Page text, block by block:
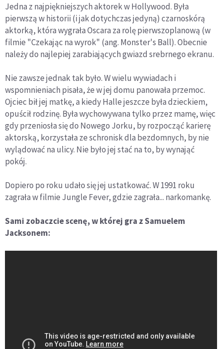
Jedna z najpiękniejszych aktorek w Hollywood. Była
pierwszą w historii (i jak dotychczas jedyną) czarnoskórą
aktorką, która wygrała Oscara za rolę pierwszoplanową (w
filmie "Czekając na wyrok" (ang. Monster's Ball). Obecnie
należy do najlepiej zarabiających gwiazd srebrnego ekranu.
Nie zawsze jednak tak było. W wielu wywiadach i
wspomnieniach pisała, że w jej domu panowała przemoc.
Ojciec bił jej matkę, a kiedy Halle jeszcze była dzieckiem,
opuścił rodzinę. Była wychowywana tylko przez mamę, więc
gdy przeniosła się do Nowego Jorku, by rozpocząć karierę
aktorską, korzystała ze schronisk dla bezdomnych, by nie
wylądować na ulicy. Nie było jej stać na to, by wynająć
pokój.
Dopiero po roku udało się jej ustatkować. W 1991 roku
zagrała w filmie Jungle Fever, gdzie zagrała... narkomankę.
Sami zobaczcie scenę, w której gra z Samuelem
Jacksonem: